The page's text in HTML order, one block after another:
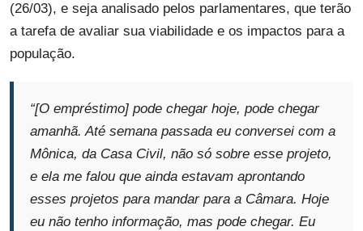
(26/03), e seja analisado pelos parlamentares, que terão
a tarefa de avaliar sua viabilidade e os impactos para a
população.
“[O empréstimo] pode chegar hoje, pode chegar
amanhã. Até semana passada eu conversei com a
Mônica, da Casa Civil, não só sobre esse projeto,
e ela me falou que ainda estavam aprontando
esses projetos para mandar para a Câmara. Hoje
eu não tenho informação, mas pode chegar. Eu